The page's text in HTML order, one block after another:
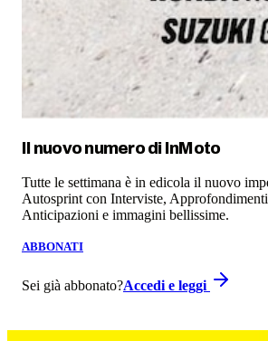
Il nuovo numero di InMoto
Tutte le settimana è in edicola il nuovo
Autosprint con Interviste,
Anticipazioni e immagini bellissime.
ABBONATI
Sei già abbonato?Accedi e leggi